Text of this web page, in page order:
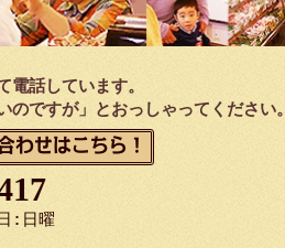
電話しています。
のですが」とおっしゃってください。
わせはこちら！
:日曜